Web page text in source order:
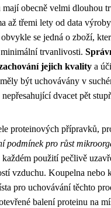
obecně velmi dlouhou
až třemi lety od data
se jedná o zboží,
trvanlivosti.
jejich kvality a
být uchovávány v
dvacet pět
proteinových přípravků,
podmínek pro růst
použití pečlivě
vzduchu. Koupelna nebo
pro uchovávání těchto
balení proteinu na